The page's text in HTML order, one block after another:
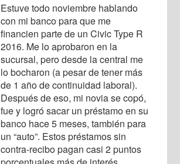
Estuve todo noviembre hablando
con mi banco para que me
financien parte de un Civic Type R
2016. Me lo aprobaron en la
sucursal, pero desde la central me
lo bocharon (a pesar de tener más
de 1 año de continuidad laboral).
Después de eso, mi novia se copó,
fue y logró sacar un préstamo en su
banco hace 5 meses, también para
un “auto”. Estos préstamos sin
contra-recibo pagan casi 2 puntos